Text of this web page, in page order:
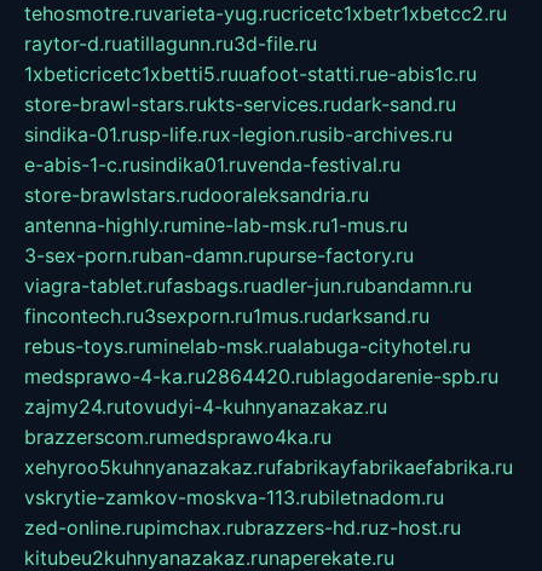
tehosmotre.ruvarieta-yug.rucricetc1xbetr1xbetcc2.ru
raytor-d.ruatillagunn.ru3d-file.ru
1xbeticricetc1xbetti5.ruuafoot-statti.rue-abis1c.ru
store-brawl-stars.rukts-services.rudark-sand.ru
sindika-01.rusp-life.rux-legion.rusib-archives.ru
e-abis-1-c.rusindika01.ruvenda-festival.ru
store-brawlstars.rudooraleksandria.ru
antenna-highly.rumine-lab-msk.ru1-mus.ru
3-sex-porn.ruban-damn.rupurse-factory.ru
viagra-tablet.rufasbags.ruadler-jun.rubandamn.ru
fincontech.ru3sexporn.ru1mus.rudarksand.ru
rebus-toys.ruminelab-msk.rualabuga-cityhotel.ru
medsprawo-4-ka.ru2864420.rublagodarenie-spb.ru
zajmy24.rutovudyi-4-kuhnyanazakaz.ru
brazzerscom.rumedsprawo4ka.ru
xehyroo5kuhnyanazakaz.rufabrikayfabrikaefabrika.ru
vskrytie-zamkov-moskva-113.rubiletnadom.ru
zed-online.rupimchax.rubrazzers-hd.ruz-host.ru
kitubeu2kuhnyanazakaz.runaperekate.ru